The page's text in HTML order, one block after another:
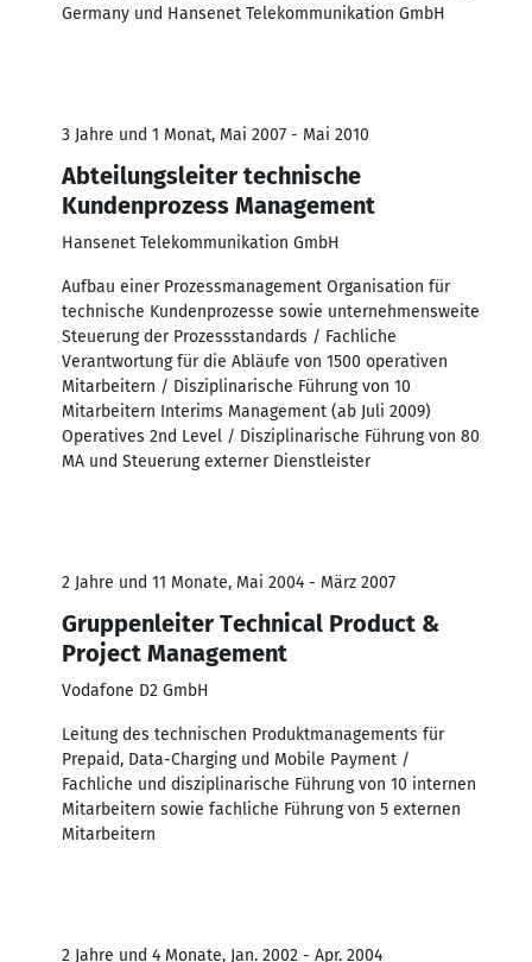
Germany und Hansenet Telekommunikation GmbH
3 Jahre und 1 Monat, Mai 2007 - Mai 2010
Abteilungsleiter technische
Kundenprozess Management
Hansenet Telekommunikation GmbH
Aufbau einer Prozessmanagement Organisation für
technische Kundenprozesse sowie unternehmensweite
Steuerung der Prozessstandards / Fachliche
Verantwortung für die Abläufe von 1500 operativen
Mitarbeitern / Disziplinarische Führung von 10
Mitarbeitern Interims Management (ab Juli 2009)
Operatives 2nd Level / Disziplinarische Führung von 80
MA und Steuerung externer Dienstleister
2 Jahre und 11 Monate, Mai 2004 - März 2007
Gruppenleiter Technical Product &
Project Management
Vodafone D2 GmbH
Leitung des technischen Produktmanagements für
Prepaid, Data-Charging und Mobile Payment /
Fachliche und disziplinarische Führung von 10 internen
Mitarbeitern sowie fachliche Führung von 5 externen
Mitarbeitern
2 Jahre und 4 Monate, Jan. 2002 - Apr. 2004